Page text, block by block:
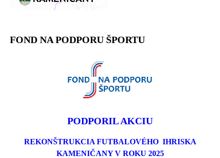
FOND NA PODPORU ŠPORTU
PODPORIL AKCIU
REKONŠTRUKCIA FUTBALOVÉHO IHRISKA
KAMENIČANY V ROKU 2025